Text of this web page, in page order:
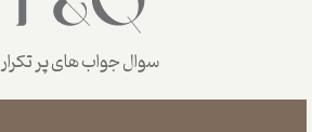
سوال جواب های پر تکرار